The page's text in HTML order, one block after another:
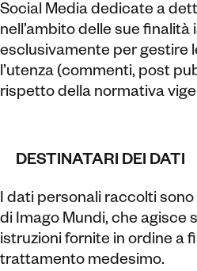
Social Media dedicate a
nell’ambito delle sue finalità
esclusivamente per gestire
l’utenza (commenti, post
rispetto della normativa
DESTINATARI DEI DATI
I dati personali raccolti
di Imago Mundi, che agisce
istruzioni fornite in ordine a
trattamento medesimo.